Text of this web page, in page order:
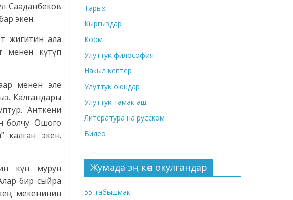
Сааданбеков
экен.
жигитин ала
менен күтүп
менен эле
Калгандары
Анткени
болчу. Ошого
калган экен.
күн мурун
бир сыйра
мекенинин
Тарых
Кыргыздар
Коом
Улуттук философия
Накыл кептер
Улуттук оюндар
Улуттук тамак-аш
Литература на русском
Видео
Жумада эң көп окулгандар
55 табышмак